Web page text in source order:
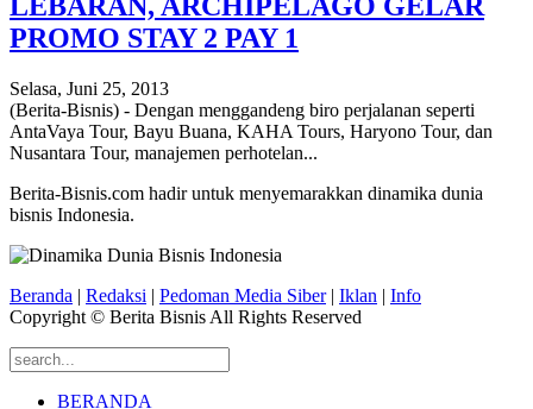
LEBARAN, ARCHIPELAGO GELAR
PROMO STAY 2 PAY 1
Selasa, Juni 25, 2013
(Berita-Bisnis) - Dengan menggandeng biro perjalanan seperti
AntaVaya Tour, Bayu Buana, KAHA Tours, Haryono Tour, dan
Nusantara Tour, manajemen perhotelan...
Berita-Bisnis.com hadir untuk menyemarakkan dinamika dunia
bisnis Indonesia.
Beranda | Redaksi | Pedoman Media Siber| Iklan | Info
Copyright © Berita Bisnis All Rights Reserved
BERANDA